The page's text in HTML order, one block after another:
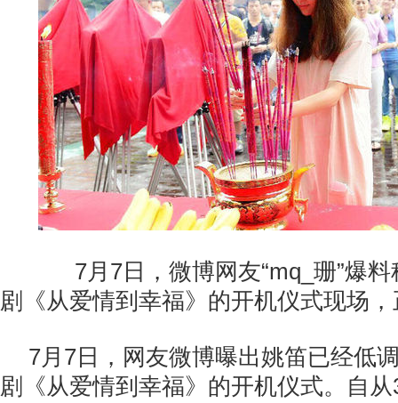
7月7日，微博网友“mq_珊”爆料
剧《从爱情到幸福》的开机仪式现场
7月7日，网友微博曝出姚笛已经低
剧《从爱情到幸福》的开机仪式。自